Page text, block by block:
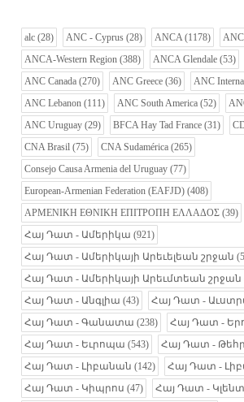
alc (28) ANC - Cyprus (28) ANCA (1178)
ANCA-Western Region (388) ANCA Glendale (53)
ANC Canada (270) ANC Greece (36) ANC
ANC Lebanon (111) ANC South America (52)
ANC Uruguay (29) BFCA Hay Tad France (31)
CNA Brasil (75) CNA Sudamérica (265)
Consejo Causa Armenia del Uruguay (77)
European-Armenian Federation (EAFJD) (408)
ΑΡΜΕΝΙΚΗ ΕΘΝΙΚΗ ΕΠΙΤΡΟΠΗ ΕΛΛΑΔΟΣ (39)
Հայ Դատ - Ամերիկա (921)
Հայ Դատ - Ամերիկայի Արեւելեան շրջան
Հայ Դատ - Ամերիկայի Արեւմտեան շրջան
Հայ Դատ - Անգլիա (43) Հայ Դատ -
Հայ Դատ - Գանատա (238) Հայ Դատ -
Հայ Դատ - Եւրոպա (543) Հայ Դատ -
Հայ Դատ - Լիբանան (142) Հայ Դատ -
Հայ Դատ - Կիպրոս (47) Հայ Դատ -